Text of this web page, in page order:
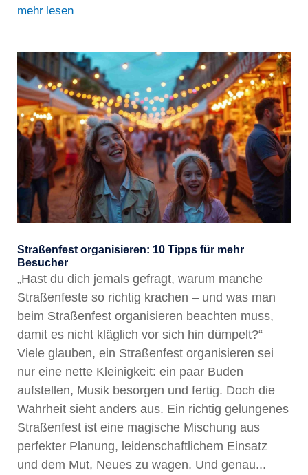
mehr lesen
Straßenfest organisieren: 10 Tipps für mehr
Besucher
„Hast du dich jemals gefragt, warum manche
Straßenfeste so richtig krachen – und was man
beim Straßenfest organisieren beachten muss,
damit es nicht kläglich vor sich hin dümpelt?“
Viele glauben, ein Straßenfest organisieren sei
nur eine nette Kleinigkeit: ein paar Buden
aufstellen, Musik besorgen und fertig. Doch die
Wahrheit sieht anders aus. Ein richtig gelungenes
Straßenfest ist eine magische Mischung aus
perfekter Planung, leidenschaftlichem Einsatz
und dem Mut, Neues zu wagen. Und genau...